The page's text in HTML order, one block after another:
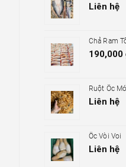
Liên hệ
Chả Ram
190,000
Ruột Ốc
Liên hệ
Ốc Vòi Voi
Liên hệ